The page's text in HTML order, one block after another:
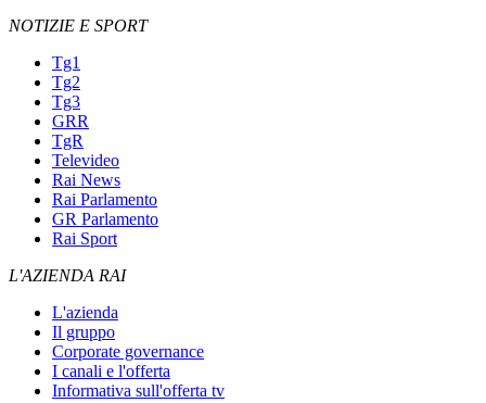
NOTIZIE E SPORT
Tg1
Tg2
Tg3
GRR
TgR
Televideo
Rai News
Rai Parlamento
GR Parlamento
Rai Sport
L'AZIENDA RAI
L'azienda
Il gruppo
Corporate governance
I canali e l'offerta
Informativa sull'offerta tv